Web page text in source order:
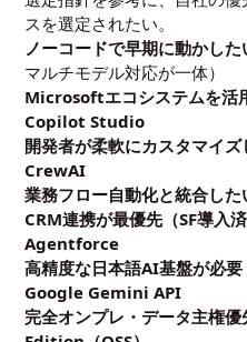
スを選定されたい。
ノーコードで早期に動かした
マルチモデル対応が一体）
Microsoftエコシステムを活
Copilot Studio
開発者が柔軟にカスタマイズ
CrewAI
業務フロー自動化と統合した
CRM連携が最優先（SF導入済
Agentforce
高精度な日本語AI基盤が必要
Google Gemini API
完全オンプレ・データ主権優